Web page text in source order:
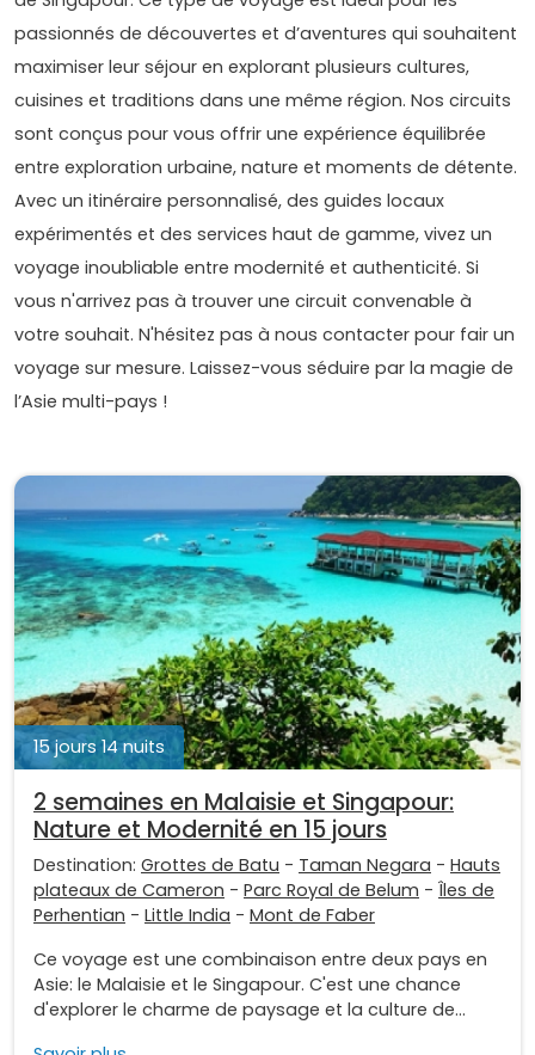
passionnés de découvertes et d’aventures qui souhaitent
maximiser leur séjour en explorant plusieurs cultures,
cuisines et traditions dans une même région. Nos circuits
sont conçus pour vous offrir une expérience équilibrée
entre exploration urbaine, nature et moments de détente.
Avec un itinéraire personnalisé, des guides locaux
expérimentés et des services haut de gamme, vivez un
voyage inoubliable entre modernité et authenticité. Si
vous n'arrivez pas à trouver une circuit convenable à
votre souhait. N'hésitez pas à nous contacter pour fair un
voyage sur mesure. Laissez-vous séduire par la magie de
l’Asie multi-pays !
15 jours 14 nuits
2 semaines en Malaisie et Singapour:
Nature et Modernité en 15 jours
Destination: Grottes de Batu - Taman Negara - Hauts
plateaux de Cameron - Parc Royal de Belum - Îles de
Perhentian - Little India - Mont de Faber
Ce voyage est une combinaison entre deux pays en
Asie: le Malaisie et le Singapour. C'est une chance
d'explorer le charme de paysage et la culture de...